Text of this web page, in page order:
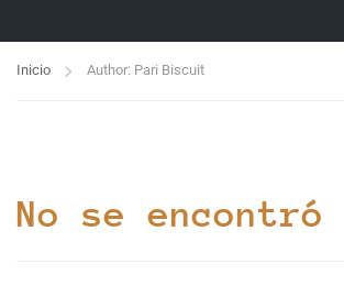
Inicio Author: Pari Biscuit
No se encontró